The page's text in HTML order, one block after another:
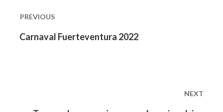
de
l’article
PREVIOUS
Previous
Carnaval Fuerteventura 2022
NEXT